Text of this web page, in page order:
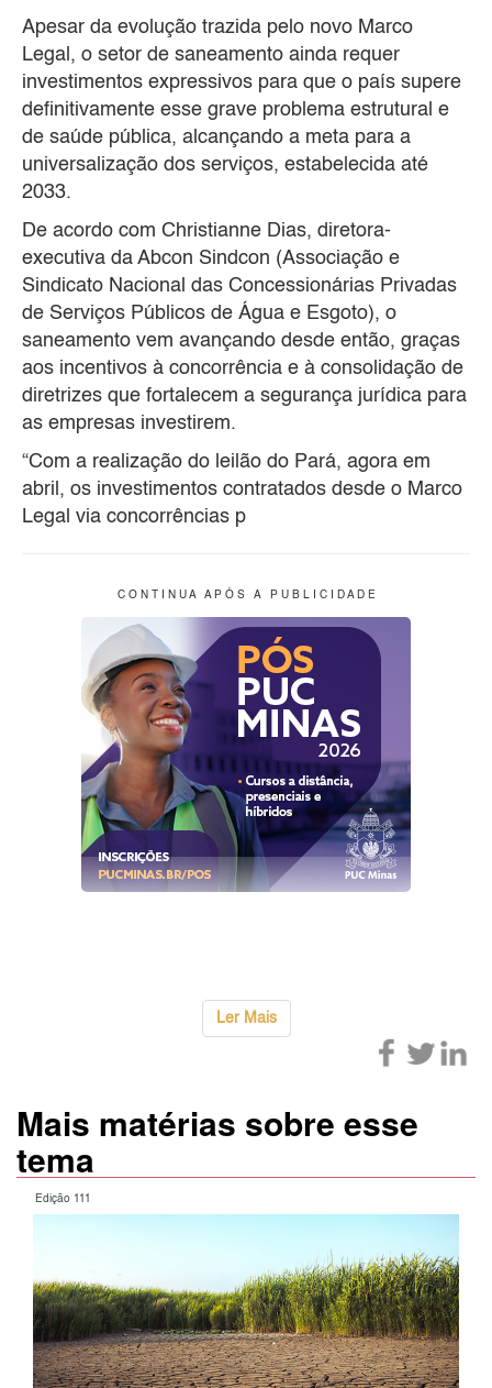
Apesar da evolução trazida pelo novo Marco
Legal, o setor de saneamento ainda requer
investimentos expressivos para que o país supere
definitivamente esse grave problema estrutural e
de saúde pública, alcançando a meta para a
universalização dos serviços, estabelecida até
2033.
De acordo com Christianne Dias, diretora-
executiva da Abcon Sindcon (Associação e
Sindicato Nacional das Concessionárias Privadas
de Serviços Públicos de Água e Esgoto), o
saneamento vem avançando desde então, graças
aos incentivos à concorrência e à consolidação de
diretrizes que fortalecem a segurança jurídica para
as empresas investirem.
“Com a realização do leilão do Pará, agora em
abril, os investimentos contratados desde o Marco
Legal via concorrências p
C O N T I N U A A P Ó S A P U B L I C I D A D E
Ler Mais
Mais matérias sobre esse
tema
Edição 111